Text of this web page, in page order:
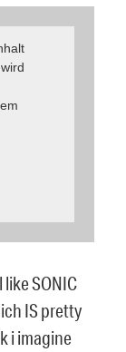
SONIC
IS pretty
i imagine